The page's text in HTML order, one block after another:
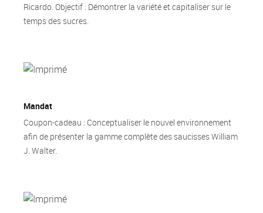
Ricardo. Objectif : Démontrer la variété et capitaliser sur le
temps des sucres.
Mandat
Coupon-cadeau : Conceptualiser le nouvel environnement
afin de présenter la gamme complète des saucisses William
J. Walter.